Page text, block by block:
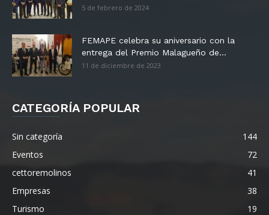
5 de febrero de 2024
FEMAPE celebra su aniversario con la
entrega del Premio Malagueño de...
11 de diciembre de 2023
CATEGORÍA POPULAR
Sin categoría
144
Eventos
72
cettoremolinos
41
Empresas
38
Turismo
19